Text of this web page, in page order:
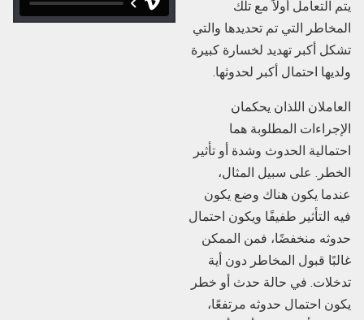
يتم التعامل أولاً مع تلك
المخاطر التي تم تحديدها والتي
تشكل أكبر تهديد لخسارة كبيرة
ولديها احتمال أكبر لحدوثها.
العاملان اللذان يحكمان
الإجراءات المطلوبة هما
احتمالية الحدوث وشدة أو تأثير
الخطر. على سبيل المثال،
عندما يكون هناك وضع يكون
فيه التأثير طفيفًا ويكون احتمال
حدوثه منخفضًا، فمن الممكن
غالبًا قبول المخاطر دون أیة
تدخلات. في حالة حدث أو خطر
يكون احتمال حدوثه مرتفعًا،